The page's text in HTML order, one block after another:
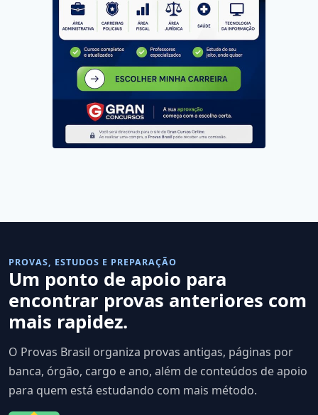
PROVAS, ESTUDOS E PREPARAÇÃO
Um ponto de apoio para
encontrar provas anteriores com
mais rapidez.
O Provas Brasil organiza provas antigas, páginas por
banca, órgão, cargo e ano, além de conteúdos de apoio
para quem está estudando com mais método.